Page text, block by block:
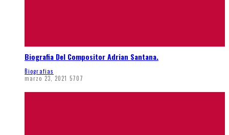
Biografia Del Compositor Adrian Santana.
Biografias
marzo 23, 2021 5707